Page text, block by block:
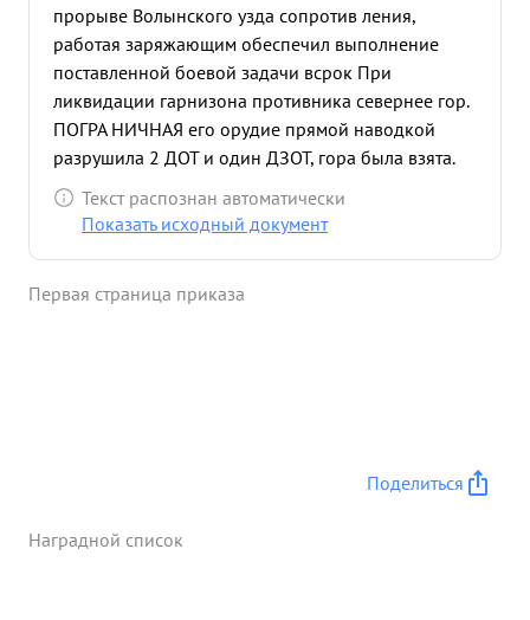
прорыве Волынского узда сопротив ления,
работая заряжающим обеспечил выполнение
поставленной боевой задачи всрок При
ликвидации гарнизона противника севернее гор.
ПОГРА НИЧНАЯ его орудие прямой наводкой
разрушила 2 ДОТ и один ДЗОТ, гора была взята.
...» Текст распознан автоматически
Показать исходный документ
Первая страница приказа
Поделиться
Наградной список